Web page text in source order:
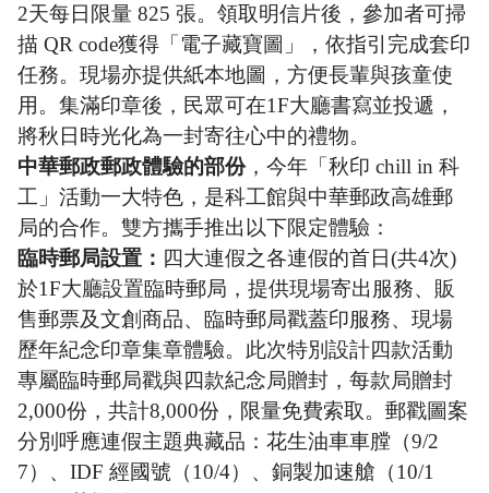
2天每日限量 825 張。領取明信片後，參加者可掃
描 QR code獲得「電子藏寶圖」，依指引完成套印
任務。現場亦提供紙本地圖，方便長輩與孩童使
用。集滿印章後，民眾可在1F大廳書寫並投遞，
將秋日時光化為一封寄往心中的禮物。
中華郵政郵政體驗的部份，今年「秋印 chill in 科
工」活動一大特色，是科工館與中華郵政高雄郵
局的合作。雙方攜手推出以下限定體驗：
臨時郵局設置： 四大連假之各連假的首日(共4次)
於1F大廳設置臨時郵局，提供現場寄出服務、販
售郵票及文創商品、臨時郵局戳蓋印服務、現場
歷年紀念印章集章體驗。此次特別設計四款活動
專屬臨時郵局戳與四款紀念局贈封，每款局贈封
2,000份，共計8,000份，限量免費索取。郵戳圖案
分別呼應連假主題典藏品：花生油車車膛（9/2
7）、IDF 經國號（10/4）、銅製加速艙（10/1